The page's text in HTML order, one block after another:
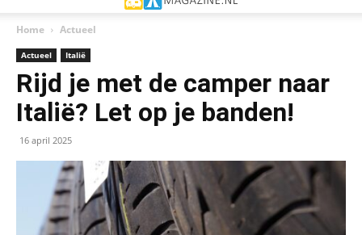
Home Actueel
Actueel Italië
Rijd je met de camper naar
Italië? Let op je banden!
16 april 2025